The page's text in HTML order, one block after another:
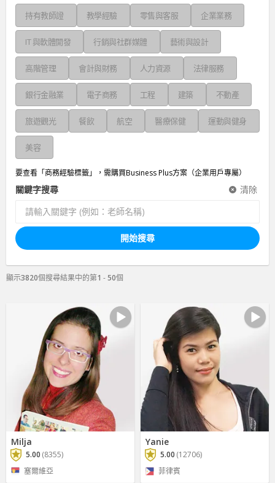
持有教師證 教學經驗 零售與客服 企業業務
IT 與軟體開發 行銷與社群媒體 藝術與設計
高階管理 會計與財務 人力資源 法律服務
銀行金融業 電子商務 工程 建築 不動產
旅遊觀光 餐飲 航空 醫療保健 運動與健身
美容
要查看「商務經驗標籤」，需購買Business Plus方案（企業用戶專屬）
關鍵字搜尋 清除
開始搜尋
顯示3820個搜尋結果中的第1 -50個
Milja
5.00 (8355)
塞爾維亞
Yanie
5.00 (12706)
菲律賓